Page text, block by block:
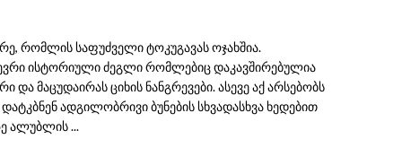
რომლის საფუძველი ტოკუგავას ოჯახშია.
ისტორიული ძეგლი რომლებიც დაკავშირებულია
მაცუდაირას ციხის ნანგრევები. ასევე აქ არსებობს
ადგილობრივი ბუნების სხვადასხვა ხედებით
ალუბლის ...